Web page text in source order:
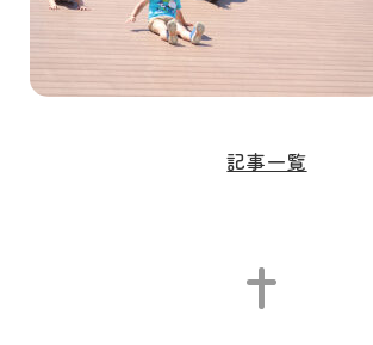
記事一覧